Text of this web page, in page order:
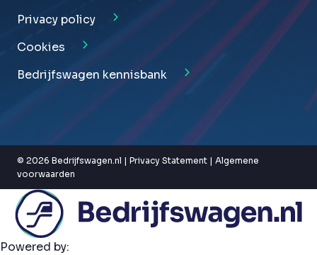
Privacy policy
Cookies
Bedrijfswagen kennisbank
© 2026 Bedrijfswagen.nl | Privacy Statement | Algemene
voorwaarden
Powered by: